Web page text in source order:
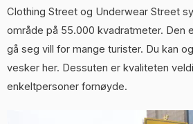
Clothing Street og Underwear Street
område på 55.000 kvadratmeter. Den
gå seg vill for mange turister. Du kan
vesker her. Dessuten er kvaliteten
enkeltpersoner fornøyde.